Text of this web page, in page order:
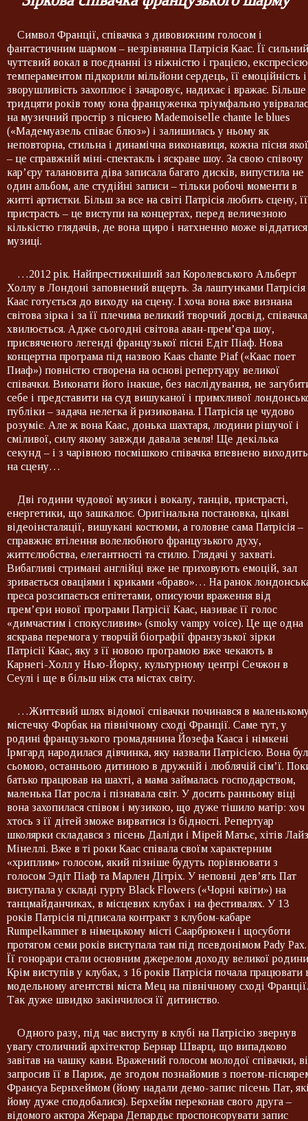
Символ Франції, співачка з дивовижним голосом і
фантастичним шармом – незрівнянна Патрісія Каас. Її
чуттєвий вокал в поєднанні із ніжністю і грацією, експресією
темпераментом підкорили мільйони сердець, її емоційність і
зворушливість захоплює і зачаровує, надихає і вражає. Більше
тридцяти років тому юна француженка тріумфально
на музичний простір з піснею Mademoiselle chante le blues
(«Мадемуазель співає блюз») і залишилась у ньому як
неповторна, стильна і динамічна виконавиця, кожна пісня якої
– це справжній міні-спектакль і яскраве шоу. За свою співочу
кар’єру талановита діва записала багато дисків, випустила не
один альбом, але студійні записи – тільки робочі моменти в
житті артистки. Більш за все на світі Патрісія любить сцену, її
пристрасть – це виступи на концертах, перед величезною
кількістю глядачів, де вона щиро і натхненно може віддатися
музиці.
…2012 рік. Найпрестижніший зал Королевського Альберт
Холлу в Лондоні заповнений вщерть. За лаштунками Патрісія
Каас готується до виходу на сцену. І хоча вона вже визнана
світова зірка і за її плечима великий творчий досвід, співачка
хвилюється. Адже сьогодні світова аван-прем’єра шоу,
присвяченого легенді французької пісні Едіт Піаф. Нова
концертна програма під назвою Kaas chante Piaf («Каас поет
Пиаф») повністю створена на основі репертуару великої
співачки. Виконати його інакше, без наслідування, не
себе і представити на суд вишуканої і примхливої
публіки – задача нелегка й ризикована. І Патрісія це чудово
розуміє. Але ж вона Каас, донька шахтаря, людини рішучої і
сміливої, силу якому завжди давала земля! Ще декілька
секунд – і з чарівною посмішкою співачка впевнено виходить
на сцену…
Дві години чудової музики і вокалу, танців, пристрасті,
енергетики, що зашкалює. Оригінальна постановка, цікаві
відеоінсталяції, вишукані костюми, а головне сама Патрісія –
справжнє втілення волелюбного французького духу,
життєлюбства, елегантності та стилю. Глядачі у захваті.
Вибагливі стримані англійці вже не приховують емоцій, зал
зривається оваціями і криками «браво»… На ранок
преса розсипається епітетами, описуючи враження від
прем’єри нової програми Патрісії Каас, називає її голос
«димчастим і спокусливим» (smoky vampy voice). Це ще одна
яскрава перемога у творчій біографії франзузької зірки
Патрісії Каас, яку з її новою програмою вже чекають в
Карнегі-Холл у Нью-Йорку, культурному центрі Сечжон в
Сеулі і ще в більш ніж ста містах світу.
…Життєвий шлях відомої співачки починався в
містечку Форбак на північному сході Франції. Саме тут, у
родині французького громадянина Йозефа Кааса і німкені
Ірмгард народилася дівчинка, яку назвали Патрісією. Вона
сьомою, останньою дитиною в дружній і люблячій сім’ї.
батько працював на шахті, а мама займалась господарством,
маленька Пат росла і пізнавала світ. У досить ранньому віці
вона захопилася співом і музикою, що дуже тішило матір: хоч
хтось з її дітей зможе вирватися із бідності. Репертуар
школярки складався з пісень Даліди і Мірей Матьє, хітів
Мінеллі. Вже в ті роки Каас співала своїм характерним
«хриплим» голосом, який пізніше будуть порівнювати з
голосом Эдіт Піаф та Марлен Дітріх. У неповні дев’ять Пат
виступала у складі гурту Black Flowers («Чорні квіти») на
танцмайданчиках, в місцевих клубах і на фестивалях. У 13
років Патрісія підписала контракт з клубом-кабаре
Rumpelkammer в німецькому місті Саарбрюкен і щосуботи
протягом семи років виступала там під псевдонімом Pady Pax.
Її гонорари стали основним джерелом доходу великої
Крім виступів у клубах, з 16 років Патрісія почала працювати
модельному агентстві міста Мец на північному сході Франції.
Так дуже швидко закінчилося її дитинство.
Одного разу, під час виступу в клубі на Патрісію звернув
увагу столичний архітектор Бернар Шварц, що випадково
завітав на чашку кави. Вражений голосом молодої співачки,
запросив її в Париж, де згодом познайомив з поетом-
Франсуа Бернхеймом (йому надали демо-запис пісень Пат,
йому дуже сподобалися). Берхейм переконав свого друга –
відомого актора Жерара Депардьє проспонсорувати запис